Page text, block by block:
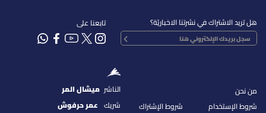
هل تريد الاشتراك في نشرتنا الاخباريّة؟ تابعنا على
من نحن
شروط الإستخدام
شروط الإشتراك
الناشر ميشال المر
شريك عمر حرفوش